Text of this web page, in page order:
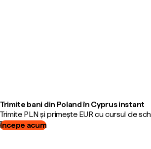
Trimite bani din Poland în Cyprus instant
Trimite PLN și primește EUR cu cursul de
Începe acum